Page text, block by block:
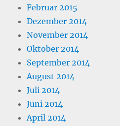
Februar 2015
Dezember 2014
November 2014
Oktober 2014
September 2014
August 2014
Juli 2014
Juni 2014
April 2014